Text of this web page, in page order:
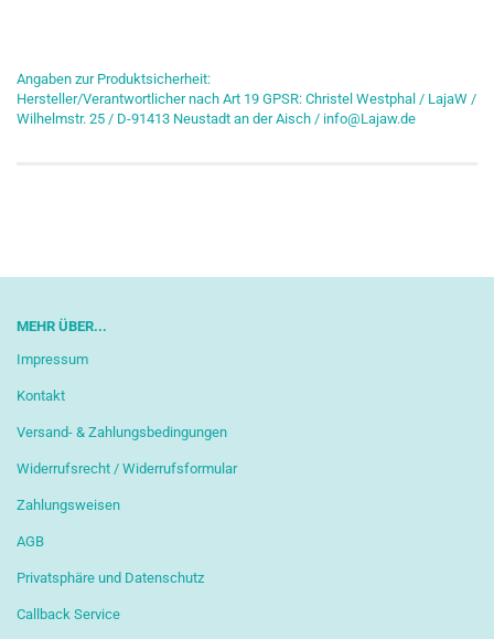
Angaben zur Produktsicherheit:
Hersteller/Verantwortlicher nach Art 19 GPSR: Christel Westphal / LajaW /
Wilhelmstr. 25 / D-91413 Neustadt an der Aisch / info@Lajaw.de
MEHR ÜBER...
Impressum
Kontakt
Versand- & Zahlungsbedingungen
Widerrufsrecht / Widerrufsformular
Zahlungsweisen
AGB
Privatsphäre und Datenschutz
Callback Service